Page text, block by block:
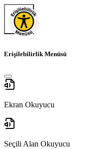
Erişilebilirlik Menüsü
Ekran Okuyucu
Seçili Alan Okuyucu